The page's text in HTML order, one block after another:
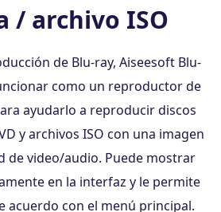
/ archivo ISO
de Blu-ray, Aiseesoft Blu-
como un reproductor de
ayudarlo a reproducir discos
y archivos ISO con una imagen
de video/audio. Puede mostrar
en la interfaz y le permite
acuerdo con el menú principal.